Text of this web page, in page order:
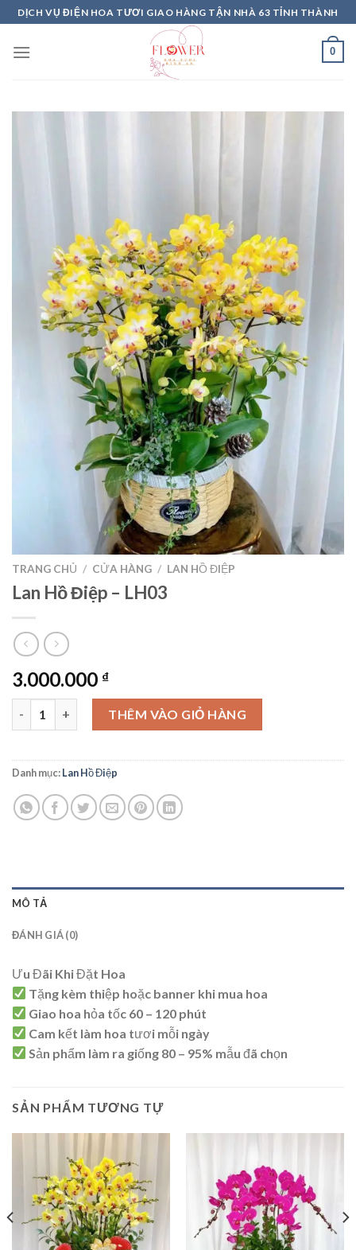
Skip
to
content
DỊCH VỤ ĐIỆN HOA TƯƠI GIAO HÀNG TẬN NHÀ 63 TỈNH THÀNH
0
TRANG CHỦ / CỬA HÀNG / LAN HỒ ĐIỆP
Lan Hồ Điệp – LH03
3.000.000 ₫
Lan Hồ Điệp - LH03 số lượngTHÊM VÀO GIỎ HÀNG
Danh mục:Lan Hồ Điệp
MÔ TẢ
ĐÁNH GIÁ (0)
Ưu Đãi Khi Đặt Hoa
Tặng kèm thiệp hoặc banner khi mua hoa
Giao hoa hỏa tốc 60 – 120 phút
Cam kết làm hoa tươi mỗi ngày
Sản phẩm làm ra giống 80 – 95% mẫu đã chọn
SẢN PHẨM TƯƠNG TỰ